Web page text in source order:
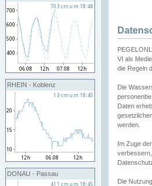
RHEIN - Koblenz
DONAU - Passau
VI als
die Regeln
Die
Daten
werden.
Im Zuge
Die